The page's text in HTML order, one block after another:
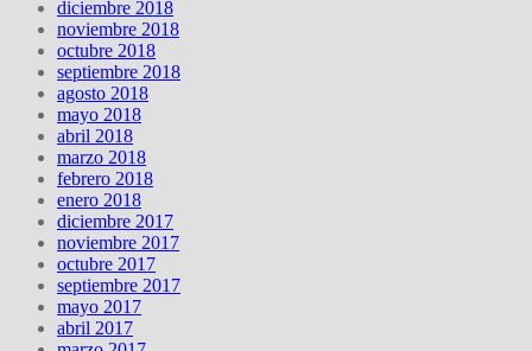
diciembre 2018
noviembre 2018
octubre 2018
septiembre 2018
agosto 2018
mayo 2018
abril 2018
marzo 2018
febrero 2018
enero 2018
diciembre 2017
noviembre 2017
octubre 2017
septiembre 2017
mayo 2017
abril 2017